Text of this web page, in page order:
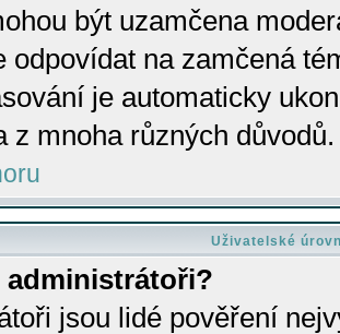
být uzamčena
odpovídat na zamčená
je automaticky
z mnoha různých důvodů.
Uživatelské
administrátoři?
jsou lidé pověření